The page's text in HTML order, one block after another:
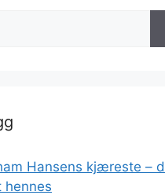
Hansens kjæreste –
hennes